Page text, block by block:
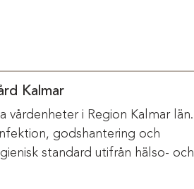
Kalmar
vårdenheter i Region Kalmar län.
godshantering och
standard utifrån hälso- och